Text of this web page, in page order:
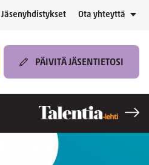
Jäsenyhdistykset Ota yhteyttä
PÄIVITÄ JÄSENTIETOSI